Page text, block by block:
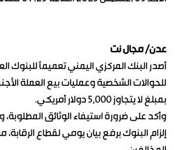
عدن/ مجال نت
أصدر البنك المركزي اليمني تعميمًا للبنوك
للحوالات الشخصية وعمليات بيع العملة
بمبلغ لا يتجاوز 5,000 دولار أمريكي.
وأكد على ضرورة استيفاء الوثائق المطلوبة،
إلزام البنوك برفع بيان يومي لقطاع الرقابة،